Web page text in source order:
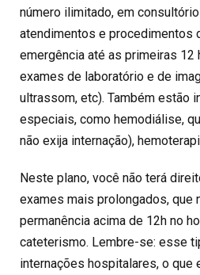
número ilimitado, em
atendimentos e procedimentos
emergência até as primeiras 12
exames de laboratório e de
ultrassom, etc). Também estão
especiais, como hemodiálise,
não exija internação),
Neste plano, você não terá
exames mais prolongados, que
permanência acima de 12h no
cateterismo. Lembre-se: esse
internações hospitalares, o que